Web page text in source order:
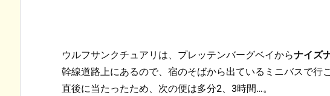
ウルフサンクチュアリは、プレッテンバーグベイからナイズ
幹線道路上にあるので、宿のそばから出ているミニバスで行
直後に当たったため、次の便は多分2、3時間…。